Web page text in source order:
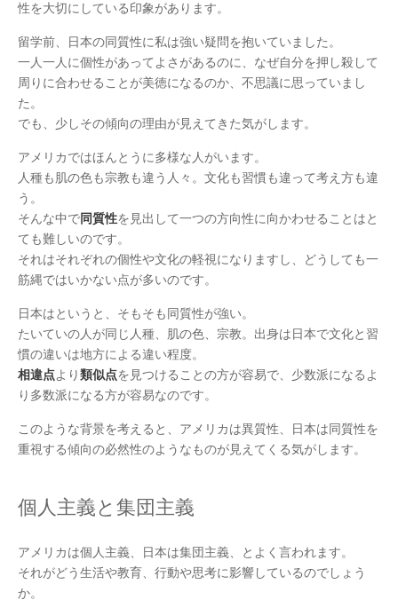
性を大切にしている印象があります。
留学前、日本の同質性に私は強い疑問を抱いていました。
一人一人に個性があってよさがあるのに、なぜ自分を押し殺して
周りに合わせることが美徳になるのか、不思議に思っていまし
た。
でも、少しその傾向の理由が見えてきた気がします。
アメリカではほんとうに多様な人がいます。
人種も肌の色も宗教も違う人々。文化も習慣も違って考え方も違
う。
そんな中で同質性を見出して一つの方向性に向かわせることはと
ても難しいのです。
それはそれぞれの個性や文化の軽視になりますし、どうしても一
筋縄ではいかない点が多いのです。
日本はというと、そもそも同質性が強い。
たいていの人が同じ人種、肌の色、宗教。出身は日本で文化と習
慣の違いは地方による違い程度。
相違点より類似点を見つけることの方が容易で、少数派になるよ
り多数派になる方が容易なのです。
このような背景を考えると、アメリカは異質性、日本は同質性を
重視する傾向の必然性のようなものが見えてくる気がします。
個人主義と集団主義
アメリカは個人主義、日本は集団主義、とよく言われます。
それがどう生活や教育、行動や思考に影響しているのでしょう
か。